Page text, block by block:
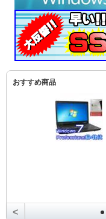
おすすめ商品
<